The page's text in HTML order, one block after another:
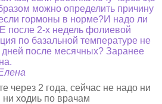
можно определить причину
гормоны в норме?И надо ли
после 2-х недель фолиевой
по базальной температуре не
после месячных? Заранее
через 2 года, сейчас не надо ни
ни ходиь по врачам